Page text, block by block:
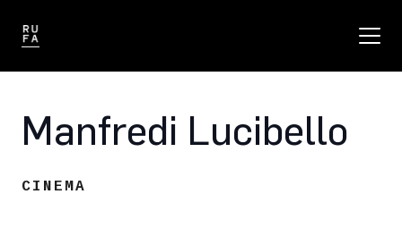
Manfredi Lucibello
CINEMA